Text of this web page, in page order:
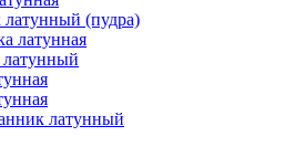
(пудра)
латунная
латунный